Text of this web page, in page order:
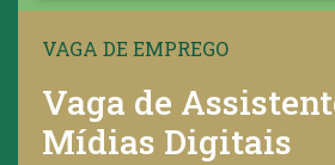
VAGA DE EMPREGO
Vaga de
Mídias Digitais